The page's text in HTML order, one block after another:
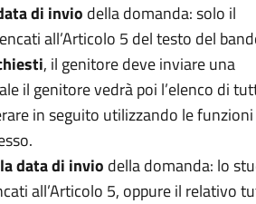
di invio della domanda: solo il
all’Articolo 5 del testo del
, il genitore deve inviare una
il genitore vedrà poi l’elenco di
in seguito utilizzando le
data di invio della domanda: lo
all’Articolo 5, oppure il relativo